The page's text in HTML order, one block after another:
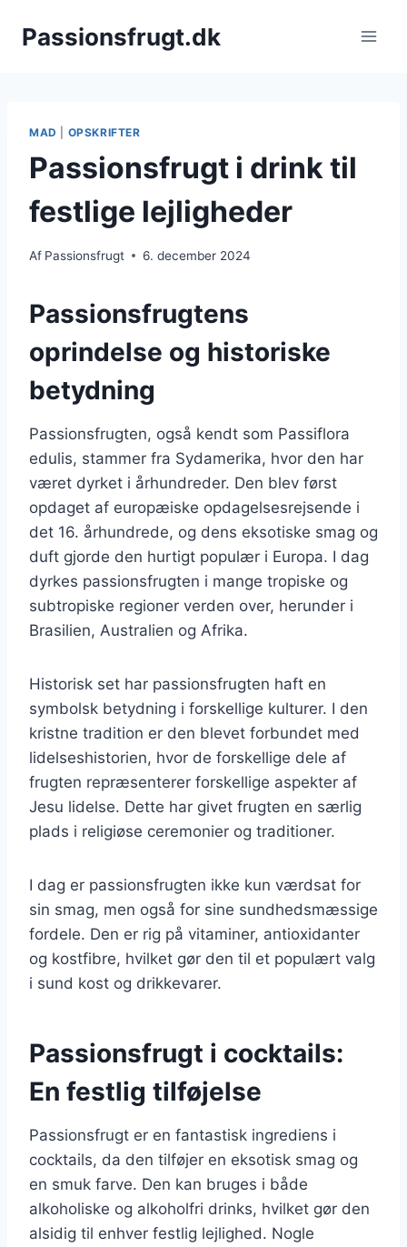
Passionsfrugt.dk
MAD OPSKRIFTER
Passionsfrugt i drink til
festlige lejligheder
Af Passionsfrugt 6. december 2024
Passionsfrugtens
oprindelse og historiske
betydning
Passionsfrugten, også kendt som Passiflora
edulis, stammer fra Sydamerika, hvor den har
været dyrket i århundreder. Den blev først
opdaget af europæiske opdagelsesrejsende i
det 16. århundrede, og dens eksotiske smag og
duft gjorde den hurtigt populær i Europa. I dag
dyrkes passionsfrugten i mange tropiske og
subtropiske regioner verden over, herunder i
Brasilien, Australien og Afrika.
Historisk set har passionsfrugten haft en
symbolsk betydning i forskellige kulturer. I den
kristne tradition er den blevet forbundet med
lidelseshistorien, hvor de forskellige dele af
frugten repræsenterer forskellige aspekter af
Jesu lidelse. Dette har givet frugten en særlig
plads i religiøse ceremonier og traditioner.
I dag er passionsfrugten ikke kun værdsat for
sin smag, men også for sine sundhedsmæssige
fordele. Den er rig på vitaminer, antioxidanter
og kostfibre, hvilket gør den til et populært valg
i sund kost og drikkevarer.
Passionsfrugt i cocktails:
En festlig tilføjelse
Passionsfrugt er en fantastisk ingrediens i
cocktails, da den tilføjer en eksotisk smag og
en smuk farve. Den kan bruges i både
alkoholiske og alkoholfri drinks, hvilket gør den
alsidig til enhver festlig lejlighed. Nogle